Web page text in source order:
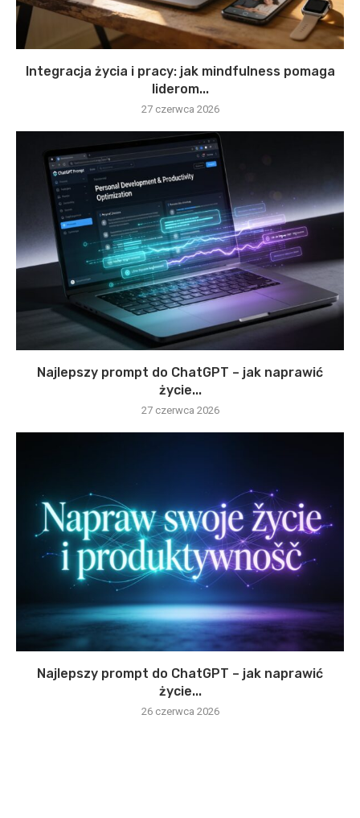
Integracja życia i pracy: jak mindfulness pomaga
liderom...
27 czerwca 2026
Najlepszy prompt do ChatGPT – jak naprawić
życie...
27 czerwca 2026
Najlepszy prompt do ChatGPT – jak naprawić
życie...
26 czerwca 2026